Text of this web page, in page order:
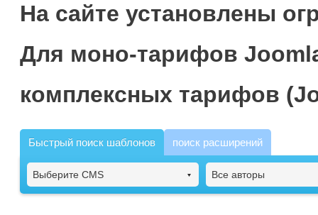
На сайте установлены
Для моно-тарифов
комплексных тарифов
Быстрый поиск шаблонов поиск расширений
Выберите CMS Все авторы